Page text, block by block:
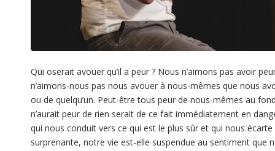
Qui oserait avouer qu’il a peur ? Nous n’aimons pas avoir
n’aimons-nous pas nous avouer à nous-mêmes que nous
ou de quelqu’un. Peut-être tous peur de nous-mêmes au
n’aurait peur de rien serait de ce fait immédiatement en
qui nous conduit vers ce qui est le plus sûr et qui nous
surprenante, notre vie est-elle suspendue au sentiment